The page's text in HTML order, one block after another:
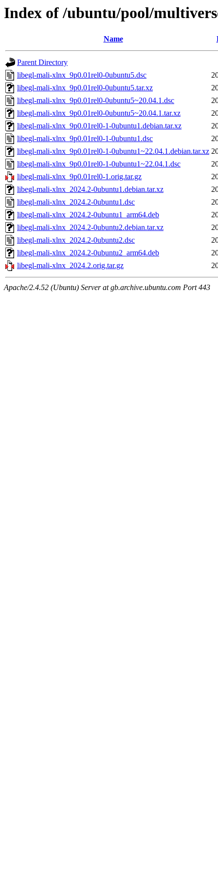
Index of /ubuntu/pool/
Name
Parent Directory
libegl-mali-xlnx_9p0.01rel0-0ubuntu5.dsc
libegl-mali-xlnx_9p0.01rel0-0ubuntu5.tar.xz
libegl-mali-xlnx_9p0.01rel0-0ubuntu5~20.04.1.dsc
libegl-mali-xlnx_9p0.01rel0-0ubuntu5~20.04.1.tar.xz
libegl-mali-xlnx_9p0.01rel0-1-0ubuntu1.debian.tar.xz
libegl-mali-xlnx_9p0.01rel0-1-0ubuntu1.dsc
libegl-mali-xlnx_9p0.01rel0-1-0ubuntu1~22.04.1.debian.tar.xz
libegl-mali-xlnx_9p0.01rel0-1-0ubuntu1~22.04.1.dsc
libegl-mali-xlnx_9p0.01rel0-1.orig.tar.gz
libegl-mali-xlnx_2024.2-0ubuntu1.debian.tar.xz
libegl-mali-xlnx_2024.2-0ubuntu1.dsc
libegl-mali-xlnx_2024.2-0ubuntu1_arm64.deb
libegl-mali-xlnx_2024.2-0ubuntu2.debian.tar.xz
libegl-mali-xlnx_2024.2-0ubuntu2.dsc
libegl-mali-xlnx_2024.2-0ubuntu2_arm64.deb
libegl-mali-xlnx_2024.2.orig.tar.gz
Apache/2.4.52 (Ubuntu) Server at gb.archive.ubuntu.com Port 443